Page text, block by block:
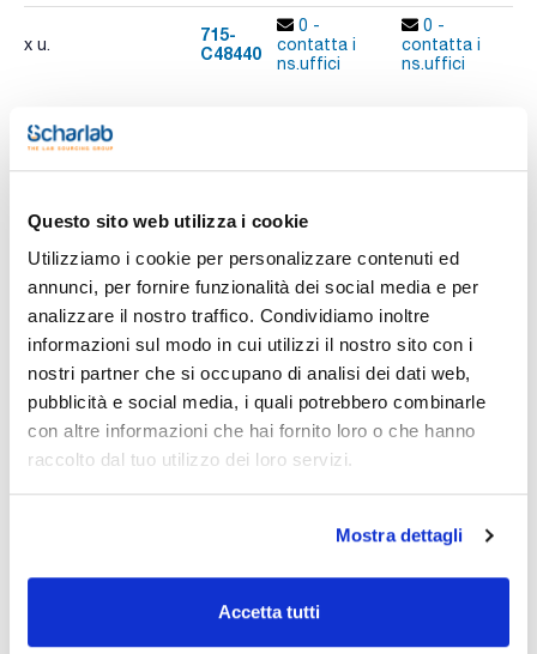
Questo sito web utilizza i cookie
Utilizziamo i cookie per personalizzare contenuti ed
annunci, per fornire funzionalità dei social media e per
analizzare il nostro traffico. Condividiamo inoltre
informazioni sul modo in cui utilizzi il nostro sito con i
nostri partner che si occupano di analisi dei dati web,
pubblicità e social media, i quali potrebbero combinarle
con altre informazioni che hai fornito loro o che hanno
raccolto dal tuo utilizzo dei loro servizi.
Mostra dettagli
Accetta tutti
x u.
715-
C48440
0 -
contatta i
ns.uffici
0 -
contatta i
ns.uffici
Stampa pagina prodotto
Lunghezza (mm) : 800
Diametro asta (mm) : 10
Diametro connessione a motore (mm) : 8
Dimensioni (mm) : 140x22x6
Conf. (unità) : 1
Aste di agitazione, PTFE, a forma di elica con 4 pale a 45º
Vedi di più
Documentazione tecnica